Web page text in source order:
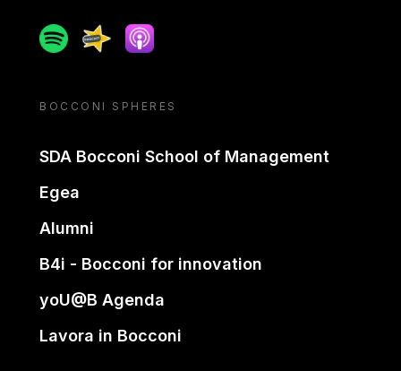
SpotifySpreakerApple podcast
BOCCONI SPHERES
SDA Bocconi School of Management
Egea
Alumni
B4i - Bocconi for innovation
yoU@B Agenda
Lavora in Bocconi